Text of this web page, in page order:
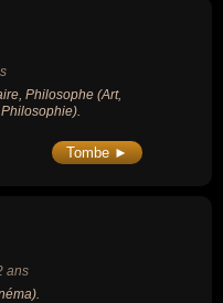
Philosophe (Art,
Tombe ►
ans